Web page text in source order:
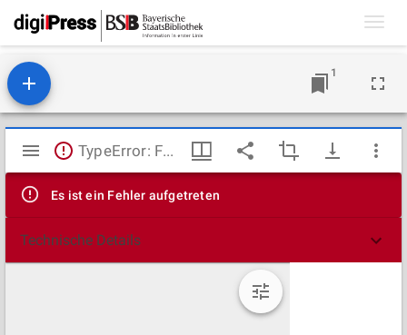
1
Mirador
Viewer
TypeError: Failed to fetch
Es ist ein Fehler aufgetreten
Technische Details